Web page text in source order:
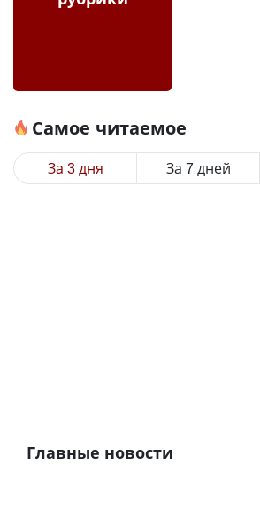
Самое читаемое
За 3 дня За 7 дней
Главные новости